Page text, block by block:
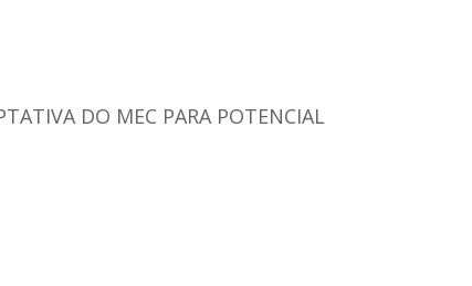
DO MEC PARA POTENCIAL